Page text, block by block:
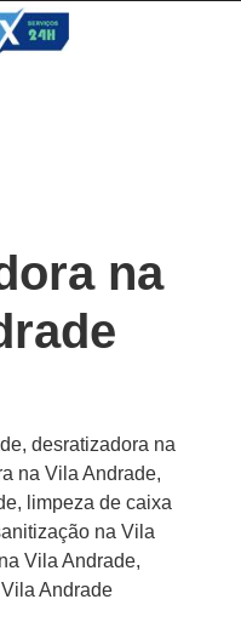
na
desratizadora na
na Vila Andrade,
limpeza de caixa
na Vila
Vila Andrade,
Andrade